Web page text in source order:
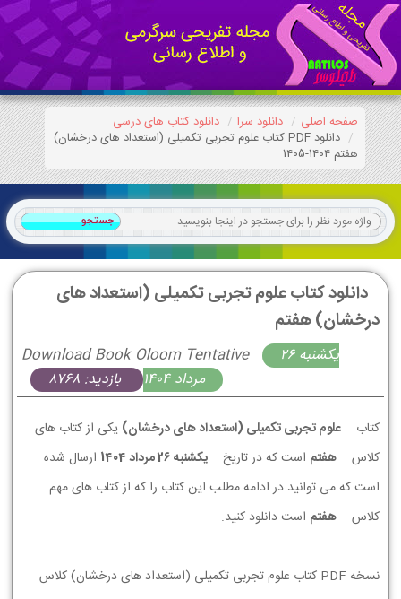
صفحه اصلی دانلود سرا
دانلود کتاب های درسی
دانلود PDF کتاب علوم تجربی تکمیلی (استعداد های درخشان)
هفتم 1404-1405
دانلود کتاب علوم تجربی تکمیلی (استعداد های
درخشان) هفتم
Download Book Oloom Tentative
يكشنبه 26
مرداد 1404
بازدید: 8768
کتاب علوم تجربی تکمیلی (استعداد های درخشان) یکی از کتاب های
کلاس
هفتم است که در تاریخ يكشنبه 26 مرداد 1404
ارسال شده
است که می توانید در ادامه مطلب این کتاب را که از کتاب های مهم
کلاس
هفتم است دانلود کنید.
نسخه PDF کتاب علوم تجربی تکمیلی (استعداد های درخشان) کلاس